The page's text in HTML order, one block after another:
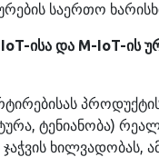
საერთო
IoT-ისა და M-IoT-ის
ტენიანობა)
ხილვადობას,